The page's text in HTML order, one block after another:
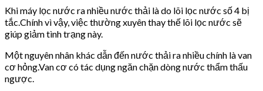
Khi máy lọc nước ra nhiều nước thải là do lõi lọc nước số 4 bị
tắc.Chính vì vậy, việc thường xuyên thay thế lõi lọc nước sẽ
giúp giảm tình trạng này.
Một nguyên nhân khác dẫn đến nước thải ra nhiều chính là van
cơ hỏng.Van cơ có tác dụng ngăn chặn dòng nước thẩm thấu
ngược.